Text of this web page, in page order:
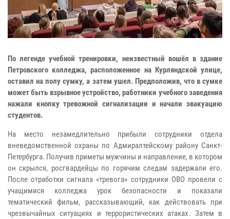
По легенде учебной тренировки, неизвестный вошёл в здание
Петровского колледжа, расположенное на Курляндской улице,
оставил на полу сумку, а затем ушел. Предположив, что в сумке
может быть взрывное устройство, работники учебного заведения
нажали кнопку тревожной сигнализации и начали эвакуацию
студентов.
На место незамедлительно прибыли сотрудники отдела
вневедомственной охраны по Адмиралтейскому району Санкт-
Петербурга. Получив приметы мужчины и направление, в котором
он скрылся, росгвардейцы по горячим следам задержали его.
После отработки сигнала «тревога» сотрудники ОВО провели с
учащимися колледжа урок безопасности и показали
тематический фильм, рассказывающий, как действовать при
чрезвычайных ситуациях и террористических атаках. Затем в